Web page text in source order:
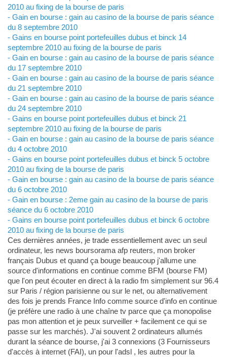
2010 au fixing de la bourse de paris
- Gain en bourse : gain au casino de la bourse de paris séance
du 8 septembre 2010
- Gains en bourse point portefeuilles dubus et binck 14
septembre 2010 au fixing de la bourse de paris
- Gain en bourse : gain au casino de la bourse de paris séance
du 17 septembre 2010
- Gain en bourse : gain au casino de la bourse de paris séance
du 21 septembre 2010
- Gain en bourse : gain au casino de la bourse de paris séance
du 24 septembre 2010
- Gains en bourse point portefeuilles dubus et binck 21
septembre 2010 au fixing de la bourse de paris
- Gain en bourse : gain au casino de la bourse de paris séance
du 4 octobre 2010
- Gains en bourse point portefeuilles dubus et binck 5 octobre
2010 au fixing de la bourse de paris
- Gain en bourse : gain au casino de la bourse de paris séance
du 6 octobre 2010
- Gain en bourse : 2eme gain au casino de la bourse de paris
séance du 6 octobre 2010
- Gains en bourse point portefeuilles dubus et binck 6 octobre
2010 au fixing de la bourse de paris
Ces dernières années, je trade essentiellement avec un seul
ordinateur, les news boursorama afp reuters, mon broker
français Dubus et quand ça bouge beaucoup j'allume une
source d'informations en continue comme BFM (bourse FM)
que l'on peut écouter en direct à la radio fm simplement sur 96.4
sur Paris / région parisienne ou sur le net, ou alternativement
des fois je prends France Info comme source d'info en continue
(je préfère une radio à une chaîne tv parce que ça monopolise
pas mon attention et je peux surveiller + facilement ce qui se
passe sur les marchés). J'ai souvent 2 ordinateurs allumés
durant la séance de bourse, j'ai 3 connexions (3 Fournisseurs
d'accès à internet (FAI), un pour l'adsl , les autres pour la